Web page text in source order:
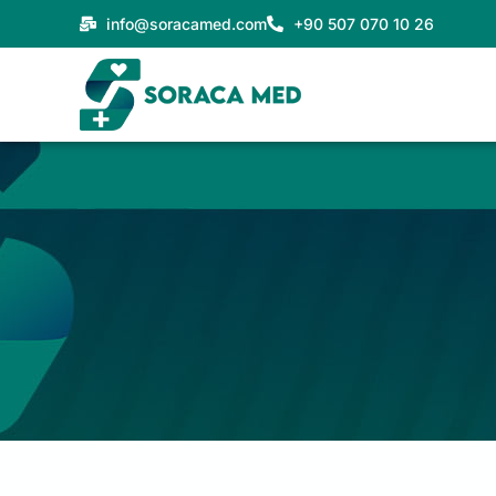
do
info@soracamed.com +90 507 070 10 26